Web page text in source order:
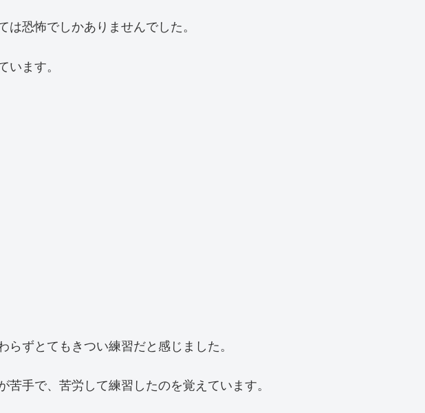
恐怖でしかありませんでした。
います。
ずとてもきつい練習だと感じました。
手で、苦労して練習したのを覚えています。